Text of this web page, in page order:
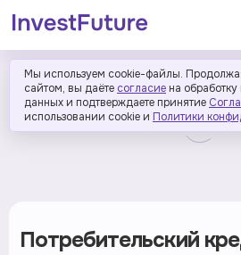
Мы используем cookie-файлы.
сайтом, вы даёте согласие на
данных и подтверждаете принятие
использовании cookie и Политики
Потребительский